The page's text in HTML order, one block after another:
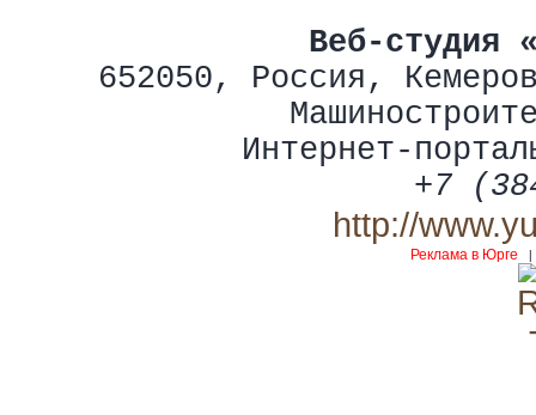
Веб-студия
652050, Россия ,
Интернет-
+7
http://
Реклама в Юрге